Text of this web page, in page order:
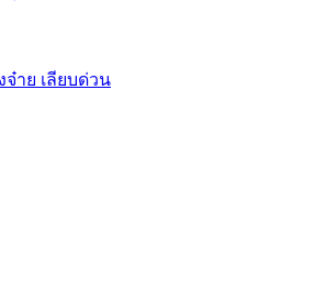
าย เลียบด่วน